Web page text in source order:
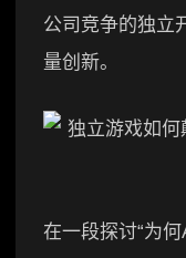
公司竞争的独立
量创新。
在一段探讨“为